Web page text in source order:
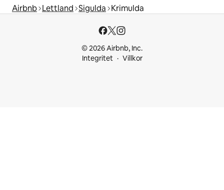
Airbnb Lettland Sigulda Krimulda
© 2026 Airbnb, Inc.
Integritet
Villkor